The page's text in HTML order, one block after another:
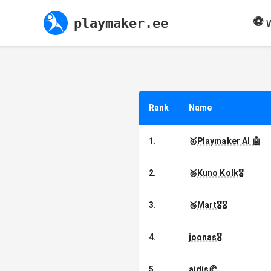
playmaker.ee ⚽
Rank Name
1. 🥇 Playmaker AI 🤖
2. 🥈 Kuno Kolk🎖️
3. 🥉 Mart🎖️🎖️
4. joonas🎖️